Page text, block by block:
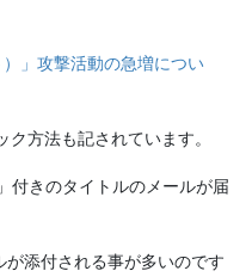
」攻撃活動の急増につい
方法も記されています。
付きのタイトルのメールが届
が添付される事が多いのです